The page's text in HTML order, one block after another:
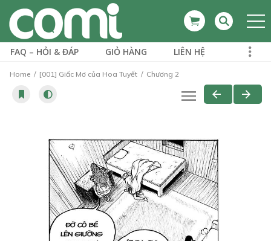
FAQ – HỎI & ĐÁP GIỎ HÀNG LIÊN HỆ
Home [001] Giấc Mơ của Hoa Tuyết Chương 2